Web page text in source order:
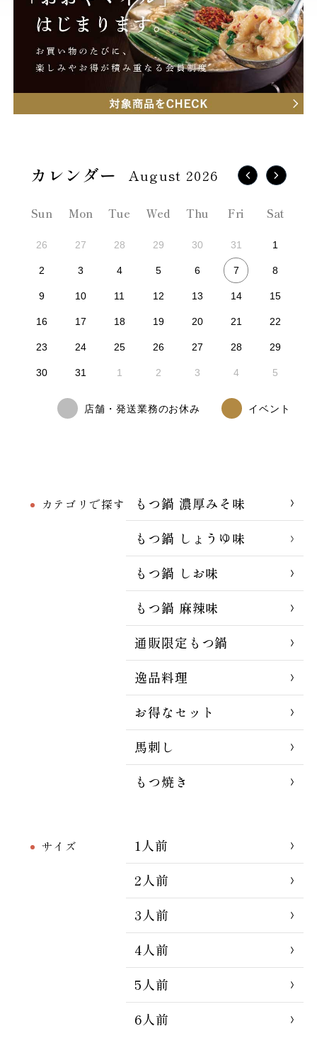
カテゴリで探す
もつ鍋 濃厚みそ味
もつ鍋 しょうゆ味
もつ鍋 しお味
もつ鍋 麻辣味
通販限定もつ鍋
逸品料理
お得なセット
馬刺し
もつ焼き
サイズ
1人前
2人前
3人前
4人前
5人前
6人前
August 2026
Sun Mon Tue Wed Thu Fri Sat
26 27 28 29 30 31 1
2 3 4 5 6 7 8
9 10 11 12 13 14 15
16 17 18 19 20 21 22
23 24 25 26 27 28 29
30 31 1 2 3 4 5
店舗・発送業務のお休み イベント